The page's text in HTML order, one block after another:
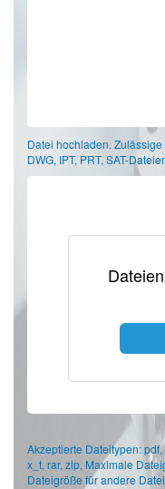
Datei hochladen. Zulässige
DWG, IPT, PRT, SAT-
Akzeptierte Dateitypen:
x_t, rar, zip, Maximale
Dateigröße für andere